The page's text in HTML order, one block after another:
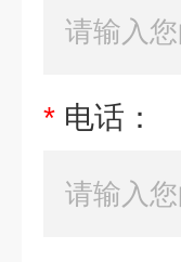
* 电话：